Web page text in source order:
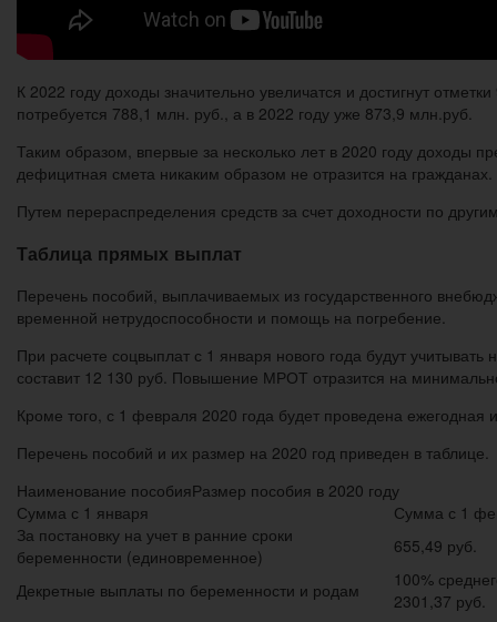
К 2022 году доходы значительно увеличатся и достигнут
потребуется 788,1 млн. руб., а в 2022 году уже 873,9 млн.руб.
Таким образом, впервые за несколько лет в 2020 году доходы
дефицитная смета никаким образом не отразится на гражданах.
Путем перераспределения средств за счет доходности по
Таблица прямых выплат
Перечень пособий, выплачиваемых из государственного
временной нетрудоспособности и помощь на погребение.
При расчете соцвыплат с 1 января нового года будут
составит 12 130 руб. Повышение МРОТ отразится на
Кроме того, с 1 февраля 2020 года будет проведена
Перечень пособий и их размер на 2020 год приведен в таблице.
Наименование пособияРазмер пособия в 2020 году
Сумма с 1 января
Сумма с 1
За постановку на учет в ранние сроки
беременности (единовременное)
655,49 руб.
Декретные выплаты по беременности и родам
100%
2301,37 руб.